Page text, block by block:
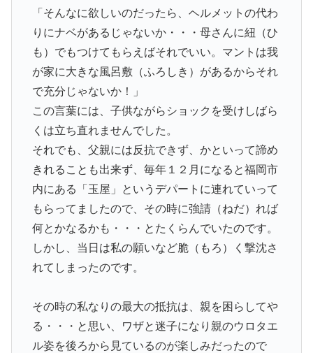
「そんなに欲しいのだったら、ヘルメットの代わ
りにナベがあるじゃないか・・・母さんに紐（ひ
も）でもつけてもらえばそれでいい。マントは我
が家に大きな風呂敷（ふろしき）があるからそれ
で充分じゃないか！」
この言葉には、子供ながらショックを受けしばら
くは立ち直れませんでした。
それでも、父親には反抗できず、かといって諦め
きれることも出来ず、毎年１２月になると福岡市
内にある「玉屋」というデパートに連れていって
もらってましたので、その時に強請（ねだ）れば
何とかなるかも・・・とたくらんでいたのです。
しかし、当日は私の願いなど脆（もろ）く撃沈さ
れてしまったのです。
その時の私なりの最大の抵抗は、親を困らしてや
る・・・と思い、ワザと迷子になり親のウロタエ
ル姿を後ろから見ているのが楽しみだったので